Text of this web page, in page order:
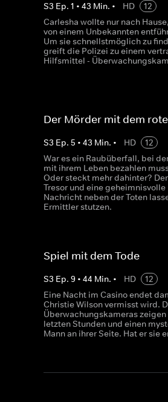
S3 Ep. 1 • 43 Min. • HD
12
Carlesha wollte nur nach
von einem Unbekannten
Um sie schnellstmöglich zu
greift die Polizei zu einem
Hilfsmittel -
Der Mörder mit dem
S3 Ep. 5 • 43 Min. • HD
12
War es ein Raubüberfall, bei
mit ihrem Leben bezahlen
Oder steckt mehr dahinter?
Tresor und eine geheimnisvolle
Nachricht neben der Toten
Ermittler stutzen.
Spiel mit dem Tode
S3 Ep. 9 • 44 Min. • HD
12
Eine Nacht im Casino endet
Christie Wilson vermisst wird.
Überwachungskameras zeigen
letzten Stunden und einen
Mann an ihrer Seite. Hat er sie